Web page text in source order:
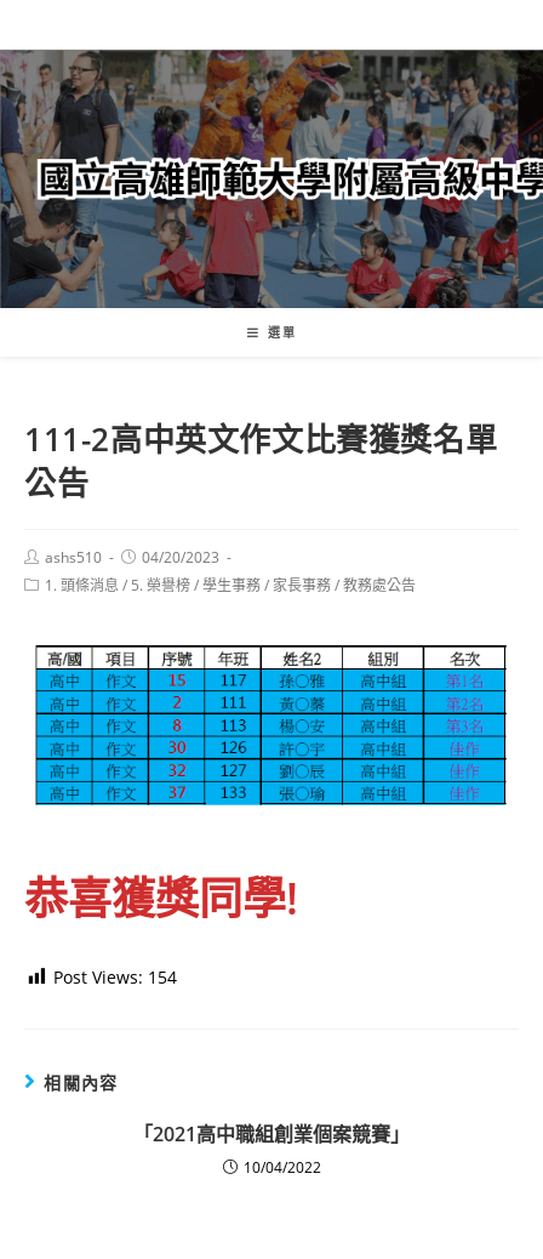
轉
至
主
內
容
選單
111-2高中英文作文比賽獲獎名單
公告
Post
author:
ashs510
Post
published:
04/20/2023
Post1. 頭條消息 / 5. 榮譽榜/學生事務/ 家長事務/教務處公告
恭喜獲獎同學!
Post Views: 154
相關內容
「2021高中職組創業個案競賽」
10/04/2022